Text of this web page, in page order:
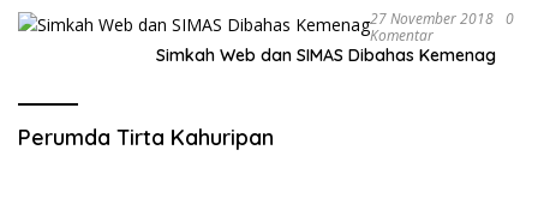
27 November 2018 0
Komentar
Simkah Web dan SIMAS Dibahas Kemenag
Perumda Tirta Kahuripan